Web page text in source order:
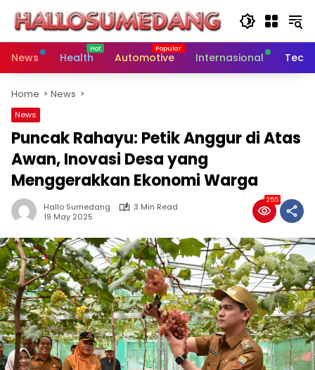
content
News
Health Automotive Internasional
Home News
News
Puncak Rahayu: Petik Anggur di Atas
Awan, Inovasi Desa yang
Menggerakkan Ekonomi Warga
Hallo Sumedang
3 Min Read
19 May 2025
255